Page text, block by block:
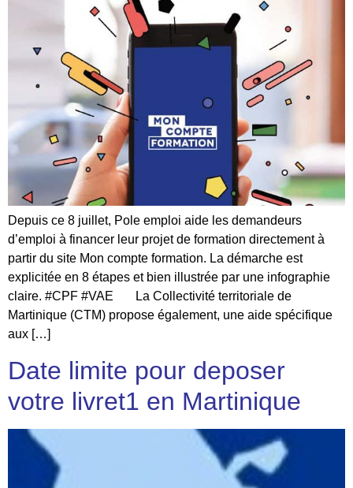
Depuis ce 8 juillet, Pole emploi aide les demandeurs
d’emploi à financer leur projet de formation directement à
partir du site Mon compte formation. La démarche est
explicitée en 8 étapes et bien illustrée par une infographie
claire. #CPF #VAE La Collectivité territoriale de
Martinique (CTM) propose également, une aide spécifique
aux […]
Date limite pour deposer
votre livret1 en Martinique